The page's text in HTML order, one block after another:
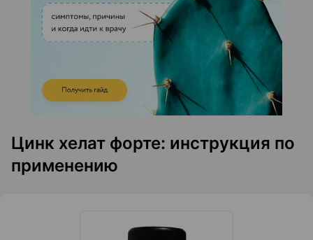
Цинк хелат форте: инструкция по
применению